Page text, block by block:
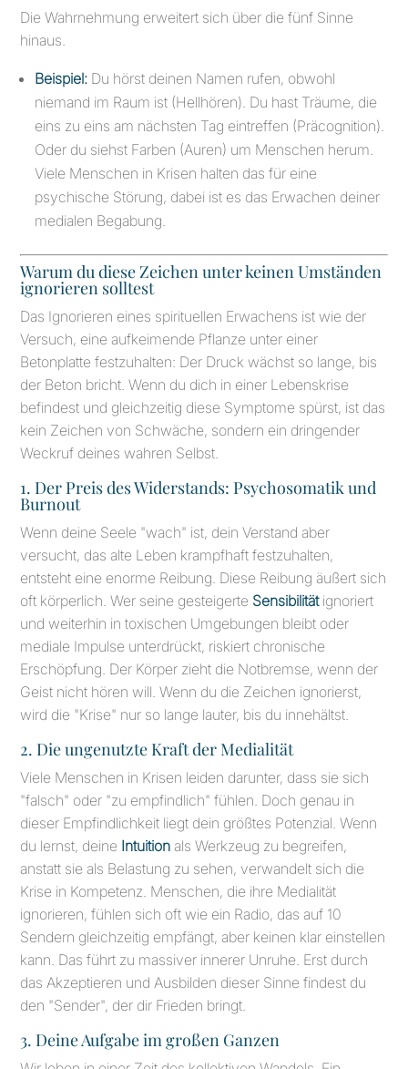
Die Wahrnehmung erweitert sich über die fünf Sinne
hinaus.
Beispiel: Du hörst deinen Namen rufen, obwohl
niemand im Raum ist (Hellhören). Du hast Träume, die
eins zu eins am nächsten Tag eintreffen (Präcognition).
Oder du siehst Farben (Auren) um Menschen herum.
Viele Menschen in Krisen halten das für eine
psychische Störung, dabei ist es das Erwachen deiner
medialen Begabung.
Warum du diese Zeichen unter keinen Umständen
ignorieren solltest
Das Ignorieren eines spirituellen Erwachens ist wie der
Versuch, eine aufkeimende Pflanze unter einer
Betonplatte festzuhalten: Der Druck wächst so lange, bis
der Beton bricht. Wenn du dich in einer Lebenskrise
befindest und gleichzeitig diese Symptome spürst, ist das
kein Zeichen von Schwäche, sondern ein dringender
Weckruf deines wahren Selbst.
1. Der Preis des Widerstands: Psychosomatik und
Burnout
Wenn deine Seele "wach" ist, dein Verstand aber
versucht, das alte Leben krampfhaft festzuhalten,
entsteht eine enorme Reibung. Diese Reibung äußert sich
oft körperlich. Wer seine gesteigerte Sensibilitätignoriert
und weiterhin in toxischen Umgebungen bleibt oder
mediale Impulse unterdrückt, riskiert chronische
Erschöpfung. Der Körper zieht die Notbremse, wenn der
Geist nicht hören will. Wenn du die Zeichen ignorierst,
wird die "Krise" nur so lange lauter, bis du innehältst.
2. Die ungenutzte Kraft der Medialität
Viele Menschen in Krisen leiden darunter, dass sie sich
"falsch" oder "zu empfindlich" fühlen. Doch genau in
dieser Empfindlichkeit liegt dein größtes Potenzial. Wenn
du lernst, deine Intuition als Werkzeug zu begreifen,
anstatt sie als Belastung zu sehen, verwandelt sich die
Krise in Kompetenz. Menschen, die ihre Medialität
ignorieren, fühlen sich oft wie ein Radio, das auf 10
Sendern gleichzeitig empfängt, aber keinen klar einstellen
kann. Das führt zu massiver innerer Unruhe. Erst durch
das Akzeptieren und Ausbilden dieser Sinne findest du
den "Sender", der dir Frieden bringt.
3. Deine Aufgabe im großen Ganzen